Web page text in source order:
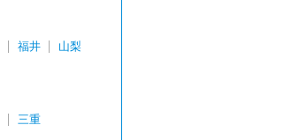
福井
山梨
三重